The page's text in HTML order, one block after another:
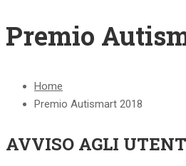
Premio
Home
Premio Autismart 2018
AVVISO AGLI